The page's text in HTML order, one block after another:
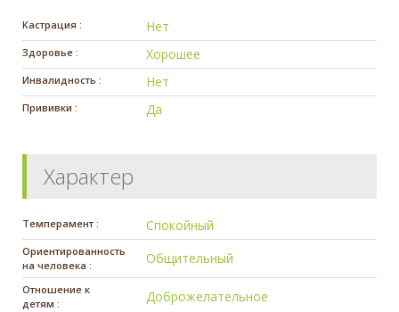
Кастрация : Нет
Здоровье : Хорошее
Инвалидность : Нет
Прививки : Да
Характер
Темперамент : Спокойный
Ориентированность
на человека :
Общительный
Отношение к
детям :
Доброжелательное